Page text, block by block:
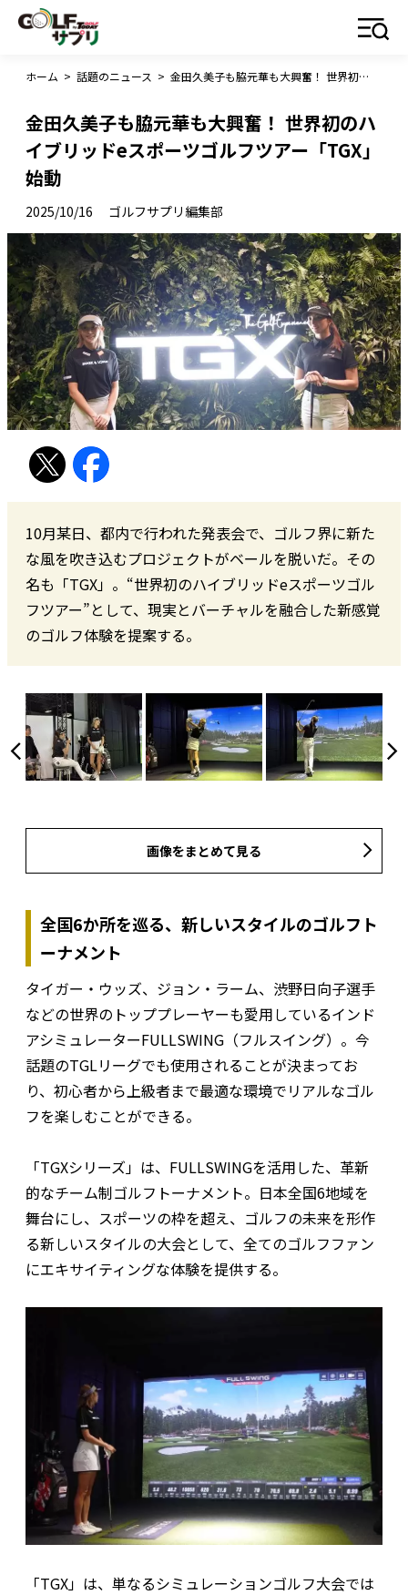
ホーム > 話題のニュース > 金田久美子も脇元華も大興奮！ 世界初のハイブリッドeスポーツゴルフツアー「TGX」始動
金田久美子も脇元華も大興奮！ 世界初のハ
イブリッドeスポーツゴルフツアー「TGX」
始動
2025/10/16 ゴルフサプリ編集部
10月某日、都内で行われた発表会で、ゴルフ界に新た
な風を吹き込むプロジェクトがベールを脱いだ。その
名も――「TGX」。“世界初のハイブリッドeスポーツゴル
フツアー”として、現実とバーチャルを融合した新感覚
のゴルフ体験を提案する。
画像をまとめて見る
全国6か所を巡る、新しいスタイルのゴルフト
ーナメント
タイガー・ウッズ、ジョン・ラーム、渋野日向子選手
などの世界のトッププレーヤーも愛用しているインド
アシミュレーターFULLSWING（フルスイング）。今
話題のTGLリーグでも使用されることが決まってお
り、初心者から上級者まで最適な環境でリアルなゴル
フを楽しむことができる。
「TGXシリーズ」は、FULLSWINGを活用した、革新
的なチーム制ゴルフトーナメント。日本全国6地域を
舞台にし、スポーツの枠を超え、ゴルフの未来を形作
る新しいスタイルの大会として、全てのゴルフファン
にエキサイティングな体験を提供する。
​「TGX」は、単なるシミュレーションゴルフ大会では